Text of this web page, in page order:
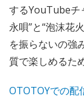
するYouTubeチ
永唄”と“泡沫花
を振らないの強
質で楽しめるた
OTOTOYでの配